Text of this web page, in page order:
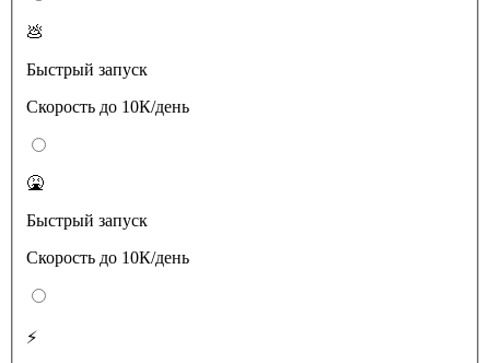
💩
Быстрый запуск
Скорость до 10К/день
🤮
Быстрый запуск
Скорость до 10К/день
⚡️